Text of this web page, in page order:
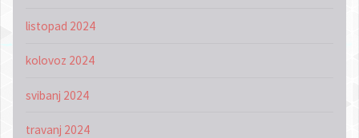
listopad 2024
kolovoz 2024
svibanj 2024
travanj 2024